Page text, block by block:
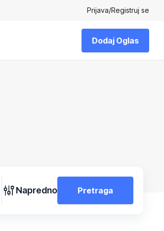
Prijava/Registruj se
Dodaj Oglas
Napredno Pretraga